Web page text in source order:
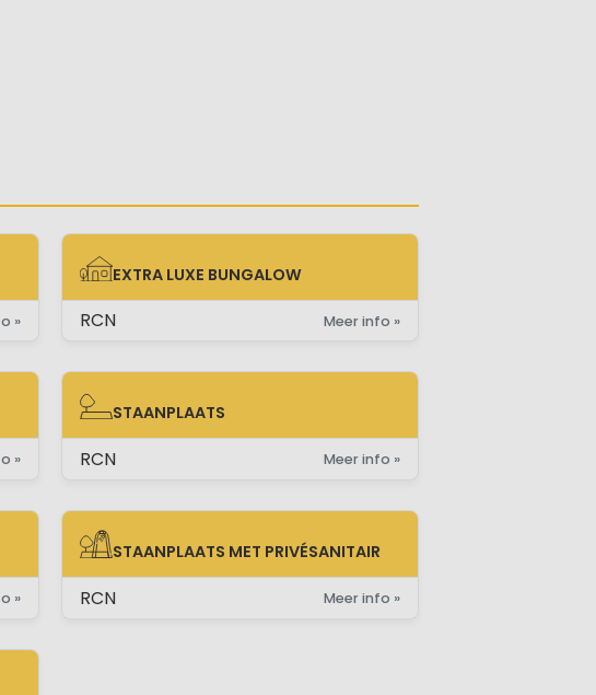
»
»
»
EXTRA LUXE BUNGALOW
EXTRA LUXE BUNGALOW
RCN Meer info »
STAANPLAATS
STAANPLAATS
RCN Meer info »
STAANPLAATS MET PRIVÉSANITAIR
STAANPLAATS MET PRIVÉSANITAIR
RCN Meer info »